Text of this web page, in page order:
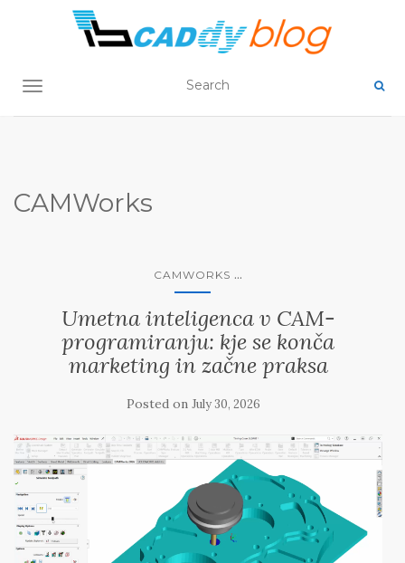
TOGGLE NAVIGATION
CAMWorks
CAMWORKS ...
Umetna inteligenca v CAM-
programiranju: kje se konča
marketing in začne praksa
Posted on July 30, 2026